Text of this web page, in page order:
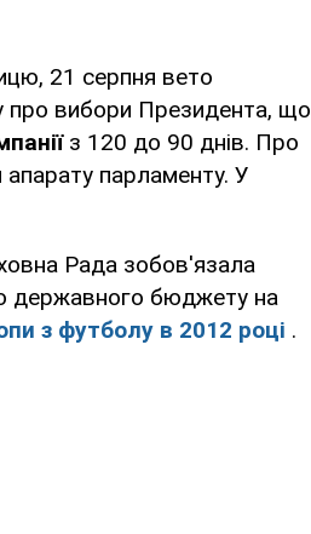
21 серпня вето
про вибори Президента, що
з 120 до 90 днів. Про
апарату парламенту. У
Рада зобов'язала
державного бюджету на
з футболу в 2012 році .